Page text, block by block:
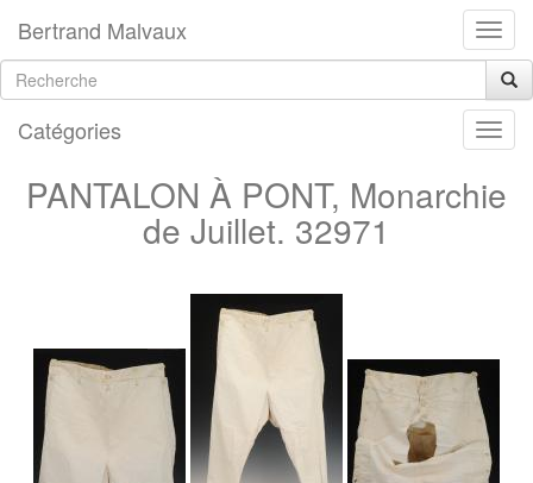
Bertrand Malvaux
Catégories
PANTALON À PONT, Monarchie
de Juillet. 32971